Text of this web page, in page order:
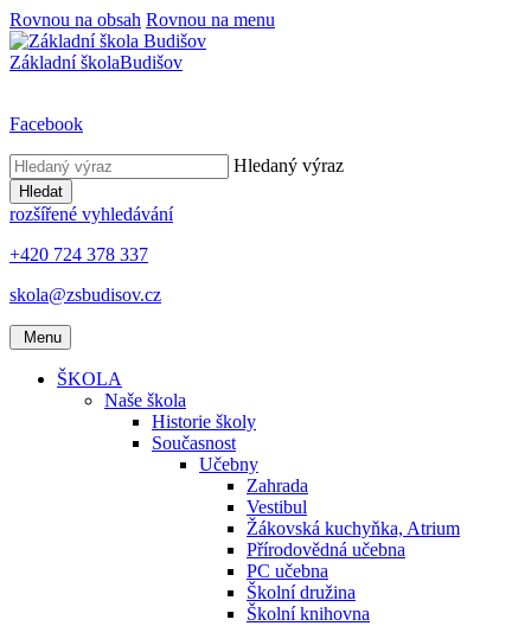
Rovnou na obsah Rovnou na menu
Základní školaBudišov
Facebook
Hledaný výraz
Hledat
rozšířené vyhledávání
+420 724 378 337
skola@zsbudisov.cz
Menu
ŠKOLA
Naše škola
Historie školy
Současnost
Učebny
Zahrada
Vestibul
Žákovská kuchyňka, Atrium
Přírodovědná učebna
PC učebna
Školní družina
Školní knihovna